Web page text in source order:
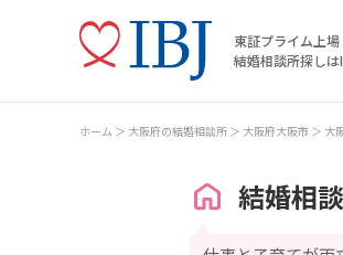
東証プライム上場
結婚相談所探しは
ホーム 大阪府の結婚相談所 大阪府大阪市 大
結婚相